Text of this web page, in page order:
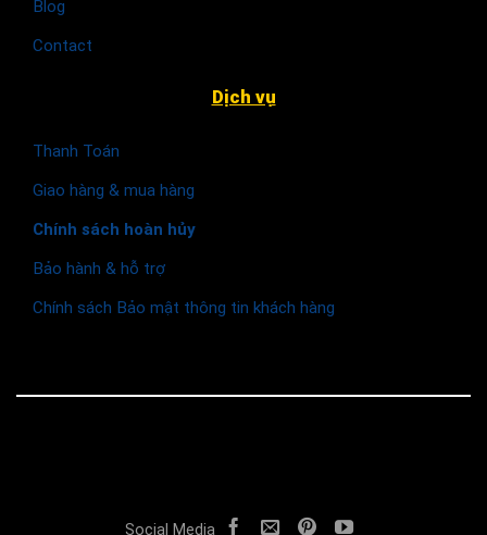
Blog
Contact
Dịch vụ
Thanh Toán
Giao hàng & mua hàng
Chính sách hoàn hủy
Bảo hành & hỗ trợ
Chính sách Bảo mật thông tin khách hàng
Social Media